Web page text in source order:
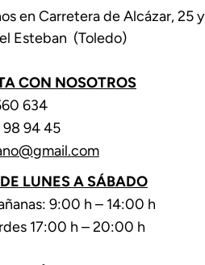
en Carretera de Alcázar, 25 y
Esteban (Toledo)
CON NOSOTROS
634
98 94 45
LUNES A SÁBADO
9:00 h – 14:00 h
17:00 h – 20:00 h